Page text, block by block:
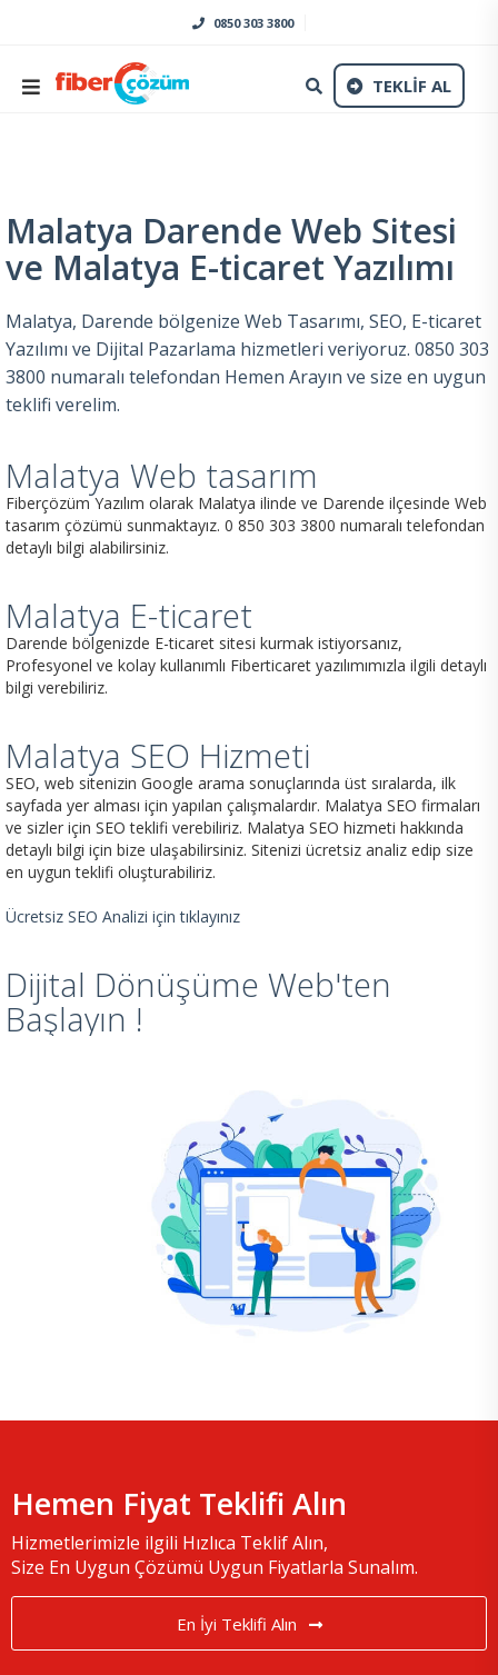
0850 303 3800
TEKLİF AL
Malatya Darende Web Sitesi
ve Malatya E-ticaret Yazılımı
Malatya, Darende bölgenize Web Tasarımı, SEO, E-ticaret
Yazılımı ve Dijital Pazarlama hizmetleri veriyoruz. 0850 303
3800 numaralı telefondan Hemen Arayın ve size en uygun
teklifi verelim.
Malatya Web tasarım
Fiberçözüm Yazılım olarak Malatya ilinde ve Darende ilçesinde Web
tasarım çözümü sunmaktayız. 0 850 303 3800 numaralı telefondan
detaylı bilgi alabilirsiniz.
Malatya E-ticaret
Darende bölgenizde E-ticaret sitesi kurmak istiyorsanız,
Profesyonel ve kolay kullanımlı Fiberticaret yazılımımızla ilgili detaylı
bilgi verebiliriz.
Malatya SEO Hizmeti
SEO, web sitenizin Google arama sonuçlarında üst sıralarda, ilk
sayfada yer alması için yapılan çalışmalardır. Malatya SEO firmaları
ve sizler için SEO teklifi verebiliriz. Malatya SEO hizmeti hakkında
detaylı bilgi için bize ulaşabilirsiniz. Sitenizi ücretsiz analiz edip size
en uygun teklifi oluşturabiliriz.
Ücretsiz SEO Analizi için tıklayınız
Dijital Dönüşüme Web'ten
Başlayın !
Hemen Fiyat Teklifi Alın
Hizmetlerimizle ilgili Hızlıca Teklif Alın,
Size En Uygun Çözümü Uygun Fiyatlarla Sunalım.
En İyi Teklifi Alın